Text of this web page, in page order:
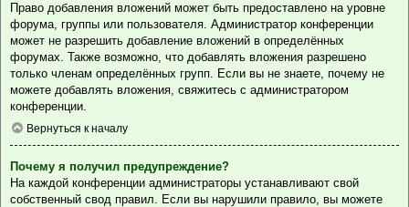
Право добавления вложений может быть предоставлено на уровне
форума, группы или пользователя. Администратор конференции
может не разрешить добавление вложений в определённых
форумах. Также возможно, что добавлять вложения разрешено
только членам определённых групп. Если вы не знаете, почему не
можете добавлять вложения, свяжитесь с администратором
конференции.
Вернуться к началу
Почему я получил предупреждение?
На каждой конференции администраторы устанавливают свой
собственный свод правил. Если вы нарушили правило, вы можете